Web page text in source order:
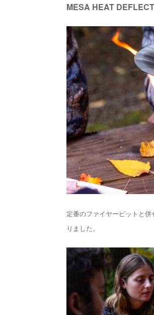
MESA HEAT
定番のファイヤーピットと
りました。